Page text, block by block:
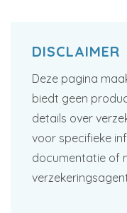
DISCLAIMER
Deze pagina
biedt geen
details over
voor specifieke
documentatie of